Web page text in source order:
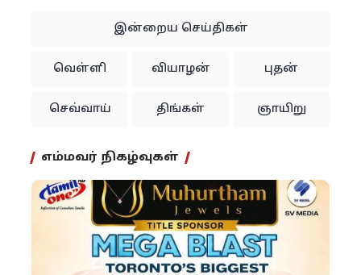
இன்றைய செய்திகள்
வெள்ளி வியாழன் புதன்
செவ்வாய் திங்கள் ஞாயிறு
எம்மவர் நிகழ்வுகள்